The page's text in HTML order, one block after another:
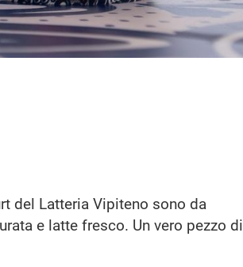
del Latteria Vipiteno sono da
e latte fresco. Un vero pezzo di